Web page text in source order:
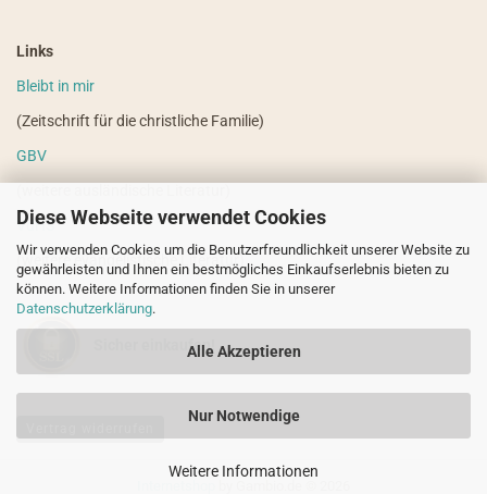
Diese Webseite verwendet Cookies
Wir verwenden Cookies um die Benutzerfreundlichkeit unserer Website zu
gewährleisten und Ihnen ein bestmögliches Einkaufserlebnis bieten zu
können. Weitere Informationen finden Sie in unserer
Datenschutzerklärung.
Alle Akzeptieren
Nur Notwendige
Weitere Informationen
Links
Bleibt in mir
(Zeitschrift für die christliche Familie)
GBV
VdHS
(weitere evangelistische Literatur)
Sicher einkaufen!